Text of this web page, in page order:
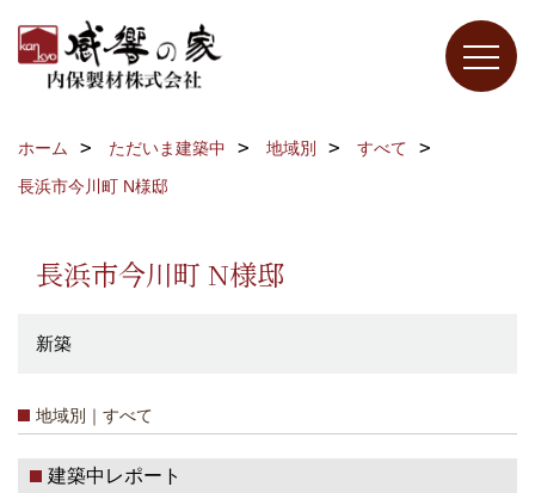
ホーム ただいま建築中 地域別
すべて
長浜市今川町 N様邸
長浜市今川町 N様邸
新築
地域別｜すべて
建築中レポート